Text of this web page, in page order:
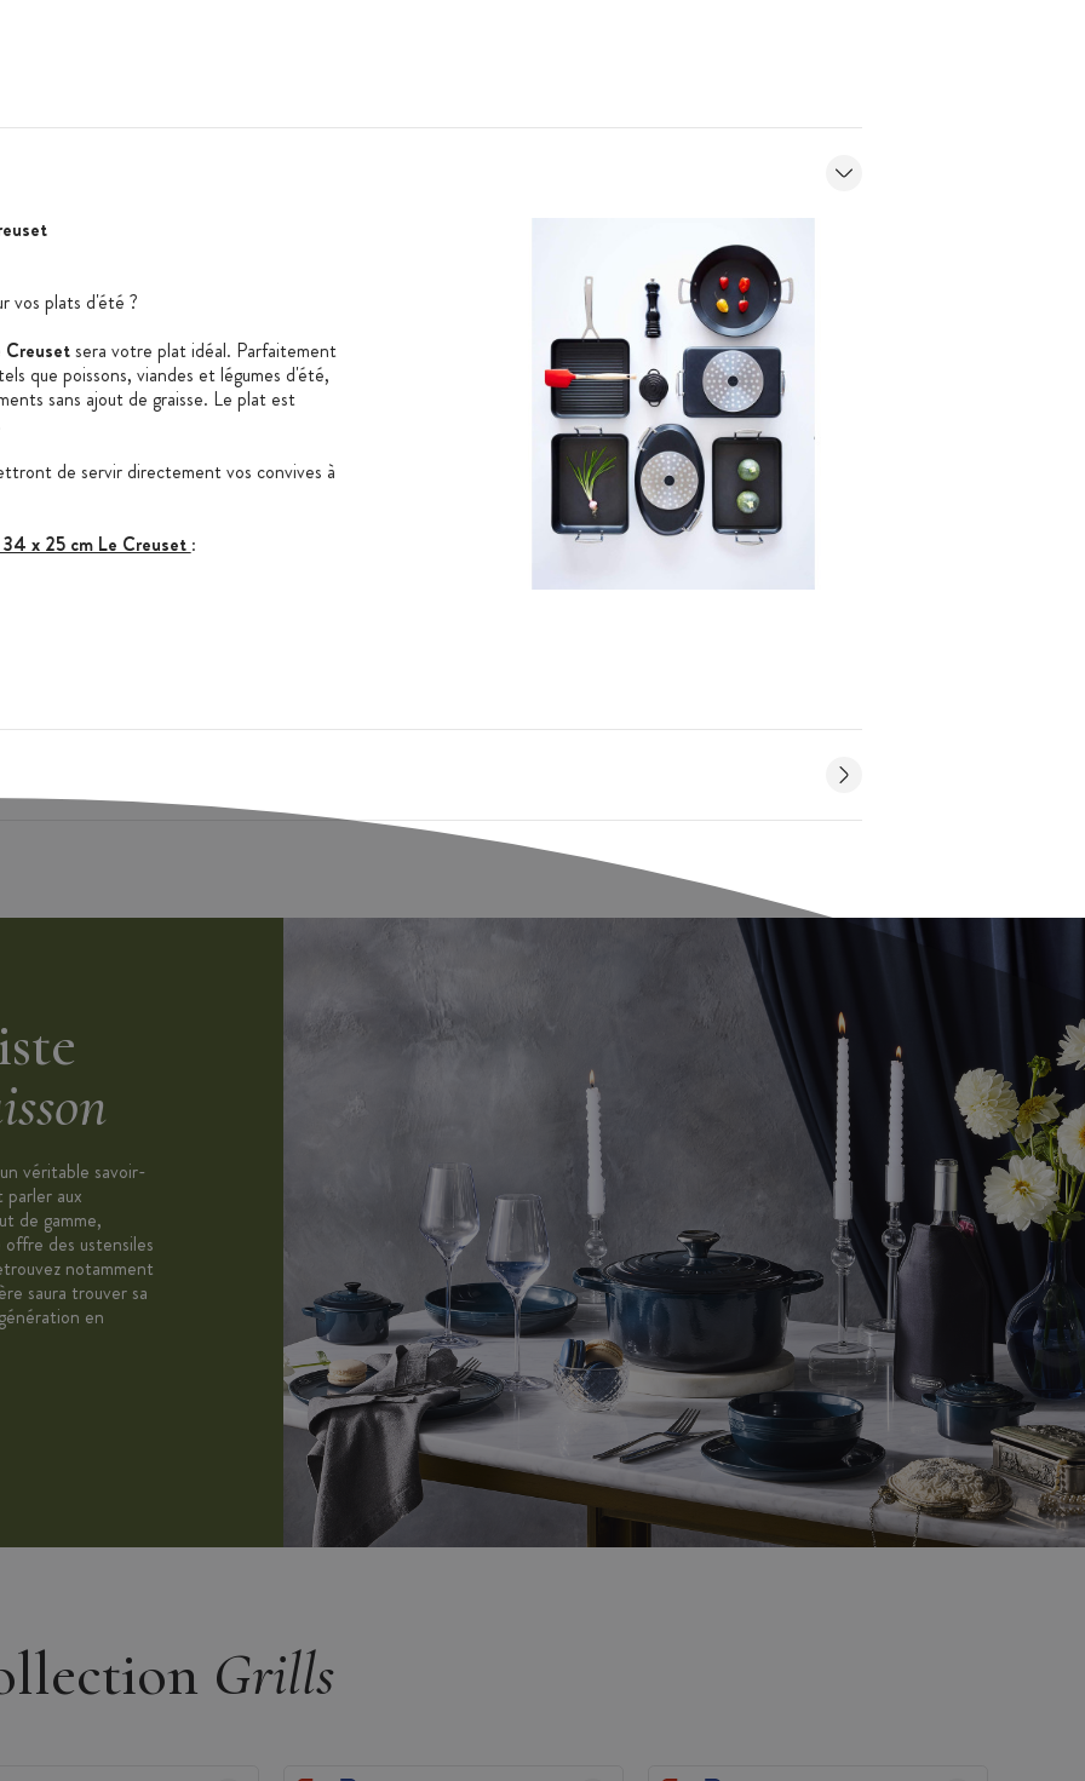
vos plats d'été ?
sera votre plat idéal. Parfaitement
que poissons, viandes et légumes d'été,
sans ajout de graisse. Le plat est
de servir directement vos convives à
x 25 cm Le Creuset :
véritable savoir-
aux
de gamme,
des ustensiles
notamment
saura trouver sa
en
Grills